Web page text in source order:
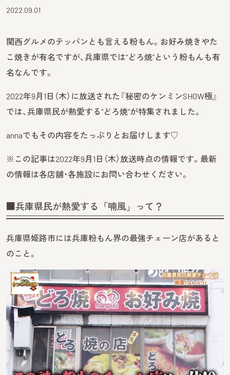
2022.09.01
関西グルメのテッパンとも言える粉もん。お好み焼きやた
こ焼きが有名ですが、兵庫県では“どろ焼”という粉もんも有
名なんです。
2022年9月1日（木）に放送された『秘密のケンミンSHOW極』
では、兵庫県民が熱愛する“どろ焼”が特集されました。
annaでもその内容をたっぷりとお届けします♡
※この記事は2022年9月1日（木）放送時点の情報です。最新
の情報は各店舗・各施設にお問い合わせください。
■兵庫県民が熱愛する「喃風」って？
兵庫県姫路市には兵庫粉もん界の最強チェーン店があると
のこと。